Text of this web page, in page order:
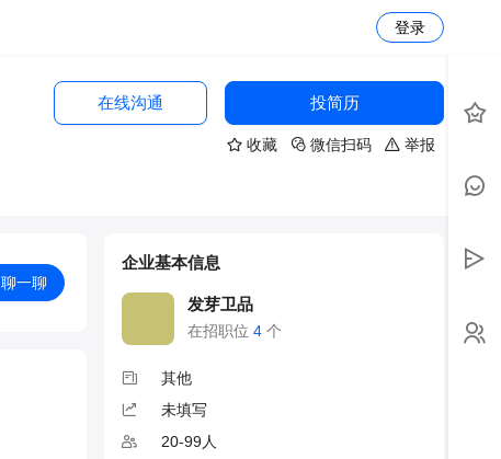
登录
在线沟通 投简历
收藏 微信扫码 举报
聊一聊
企业基本信息
发芽卫品
在招职位 4 个
其他
未填写
20-99人